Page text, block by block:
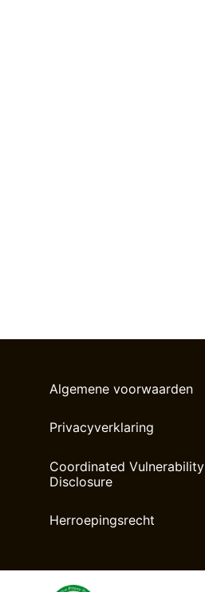
Algemene voorwaarden
Privacyverklaring
Coordinated Vulnerability
Disclosure
Herroepingsrecht